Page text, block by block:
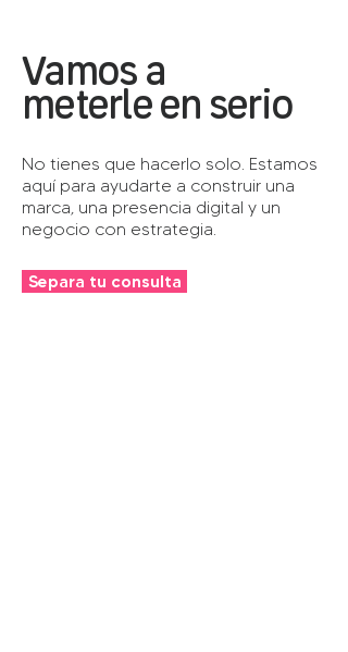
Vamos a
meterle en serio
No tienes que hacerlo solo. Estamos
aquí para ayudarte a construir una
marca, una presencia digital y un
negocio con estrategia.
Separa tu consulta